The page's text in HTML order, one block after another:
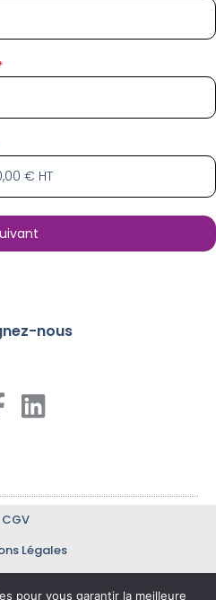
nous
CGV
Légales
pour vous garantir la meilleure